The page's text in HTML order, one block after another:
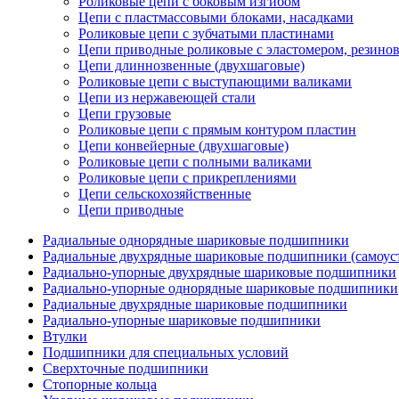
Цепи с пластмассовыми блоками, насадками
Роликовые цепи с зубчатыми пластинами
Цепи приводные роликовые с эластомером,
Цепи длиннозвенные (двухшаговые)
Роликовые цепи с выступающими валиками
Цепи из нержавеющей стали
Цепи грузовые
Роликовые цепи с прямым контуром пластин
Цепи конвейерные (двухшаговые)
Роликовые цепи с полными валиками
Роликовые цепи с прикреплениями
Цепи сельскохозяйственные
Цепи приводные
Радиальные однорядные шариковые подшипники
Радиальные двухрядные шариковые подшипники
Радиально-упорные двухрядные шариковые подшипники
Радиально-упорные однорядные шариковые подшипники
Радиальные двухрядные шариковые подшипники
Радиально-упорные шариковые подшипники
Втулки
Подшипники для специальных условий
Сверхточные подшипники
Стопорные кольца